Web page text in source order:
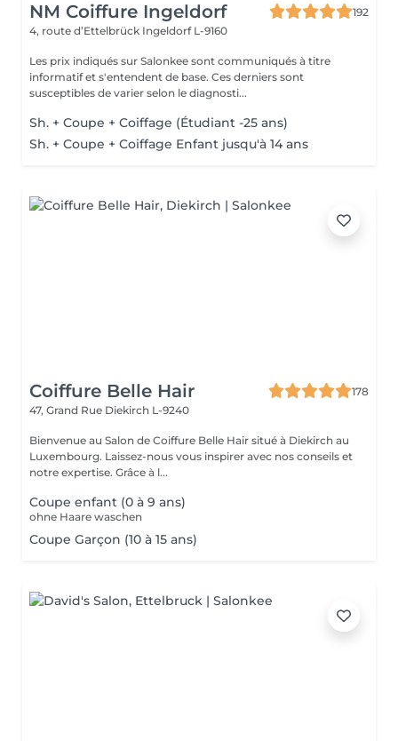
NM Coiffure Ingeldorf
192
4, route d’Ettelbrück Ingeldorf L-9160
Les prix indiqués sur Salonkee sont communiqués à titre
informatif et s'entendent de base. Ces derniers sont
susceptibles de varier selon le diagnosti...
Sh. + Coupe + Coiffage (Étudiant -25 ans)
Sh. + Coupe + Coiffage Enfant jusqu'à 14 ans
Coiffure Belle Hair
178
47, Grand Rue Diekirch L-9240
Bienvenue au Salon de Coiffure Belle Hair situé à Diekirch au
Luxembourg. Laissez-nous vous inspirer avec nos conseils et
notre expertise. Grâce à l...
Coupe enfant (0 à 9 ans)
ohne Haare waschen
Coupe Garçon (10 à 15 ans)